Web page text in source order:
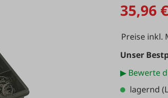
35,96
Preise inkl.
Unser
▶ Bewerte
lagernd